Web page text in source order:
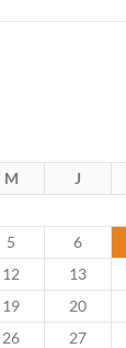
M J
5 6
12 13
19 20
26 27